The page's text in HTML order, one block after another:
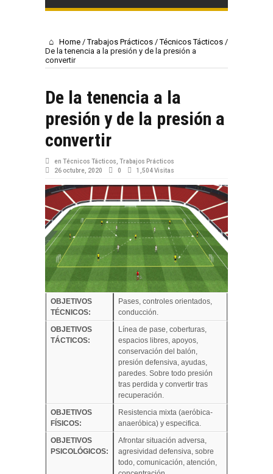
Home / Trabajos Prácticos / Técnicos Tácticos /
De la tenencia a la presión y de la presión a
convertir
De la tenencia a la
presión y de la presión a
convertir
en Técnicos Tácticos Trabajos Prácticos
26 octubre, 2020
0 1,504 Visitas
OBJETIVOS
TÉCNICOS:
Pases, controles orientados,
conducción.
OBJETIVOS
TÁCTICOS:
Línea de pase, coberturas,
espacios libres, apoyos,
conservación del balón,
presión defensiva, ayudas,
paredes. Sobre todo presión
tras perdida y convertir tras
recuperación.
OBJETIVOS
FÍSICOS:
Resistencia mixta (aeróbica-
anaeróbica) y especifica.
OBJETIVOS
PSICOLÓGICOS:
Afrontar situación adversa,
agresividad defensiva, sobre
todo, comunicación, atención,